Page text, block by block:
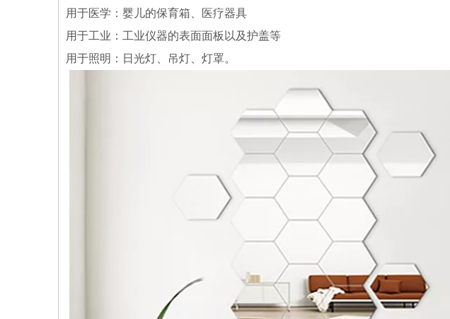
用于医学：婴儿的保育箱、医疗器具
用于工业：工业仪器的表面面板以及护盖等
用于照明：日光灯、吊灯、灯罩。